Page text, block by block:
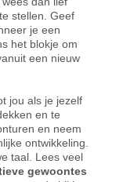
stellen. Geef
je een
het blokje om
een nieuw
jou als je jezelf
en te
en neem
ontwikkeling.
taal. Lees veel
gewoontes